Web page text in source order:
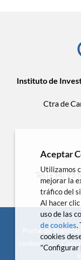
Instituto de
Ctra de
Tel.(+34) 93
Portal de
cookies
Aceptar
Utilizamos
mejorar la
tráfico del
Al hacer
uso de las
de cookies.
cookies
"Configurar